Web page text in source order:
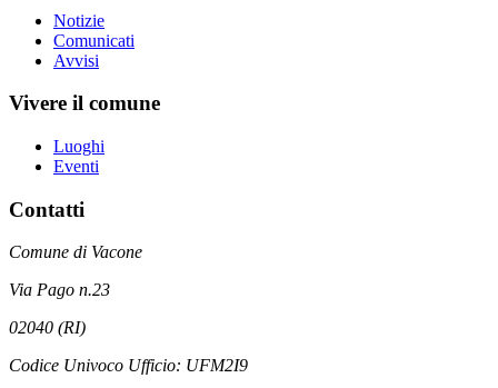
Notizie
Comunicati
Avvisi
Vivere il comune
Luoghi
Eventi
Contatti
Comune di Vacone
Via Pago n.23
02040 (RI)
Codice Univoco Ufficio: UFM2I9